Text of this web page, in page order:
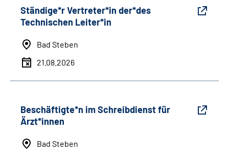
Ständige*r Vertreter*in der*des
Technischen Leiter*in
Bad Steben
21.08.2026
Beschäftigte*n im Schreibdienst für
Ärzt*innen
Bad Steben